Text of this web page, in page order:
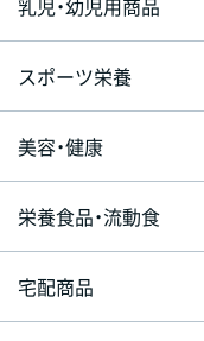
乳児・幼児用商品
スポーツ栄養
美容・健康
栄養食品・流動食
宅配商品